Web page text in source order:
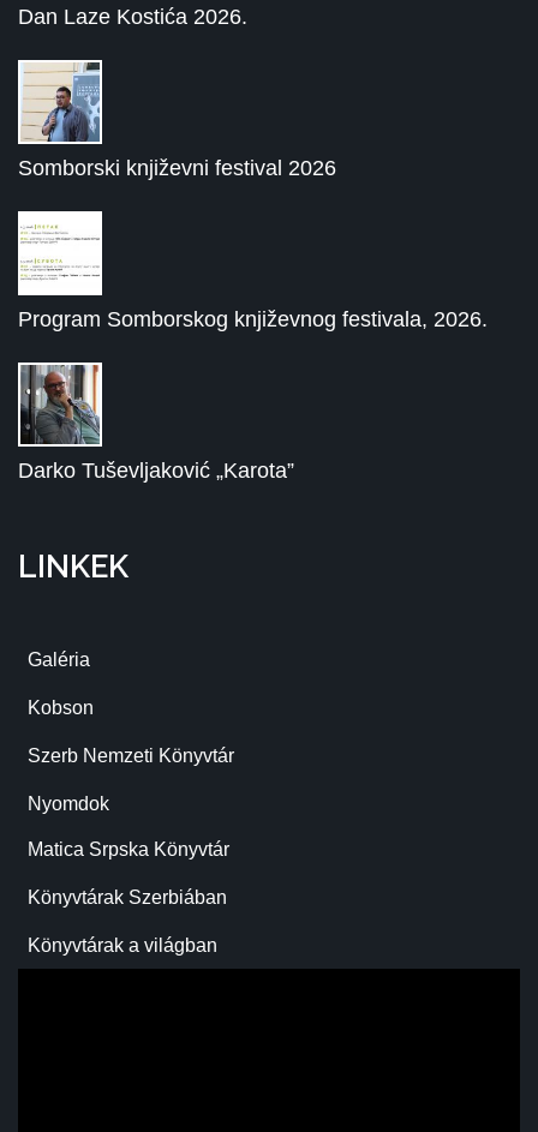
Dan Laze Kostića 2026.
Somborski književni festival 2026
Program Somborskog književnog festivala, 2026.
Darko Tuševljaković „Karota”
LINKEK
Galéria
Kobson
Szerb Nemzeti Könyvtár
Nyomdok
Matica Srpska Könyvtár
Könyvtárak Szerbiában
Könyvtárak a világban